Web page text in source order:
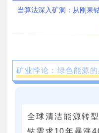
当算法深入矿洞：从刚果
矿业悖论：绿色能源
全球清洁能源转